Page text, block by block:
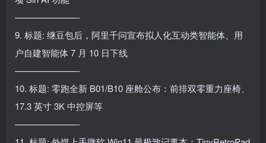
———————-
9. 标题: 继豆包后，阿里千问宣布拟人化互动类智能体、用
户自建智能体 7 月 10 日下线
———————-
10. 标题: 零跑全新 B01/B10 座舱公布：前排双零重力座椅、
17.3 英寸 3K 中控屏等
———————-